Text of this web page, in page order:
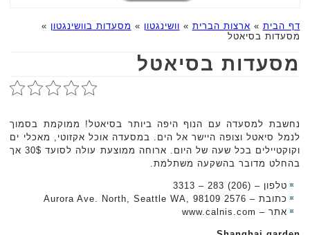
דף הבית » ארצות הברית » וושינגטון » מסעדות בוושינגטון »
מסעדות בסיאטל
מסעדות בסיאטל
נחשבת למסעדה עם הנוף היפה ביותר בסיאטל! ממוקמת בסמוך
לנמל סיאטל וצופה היישר אל הים. במסעדה אוכל אקזוטי, מאכלי ים
וקוקטיילים בכל שעה של היום. ארוחה ממוצעת עולה לסועד 30$ אך
בהחלט מדובר בהשקעה משתלמת.
טלפון – (206) 283 – 3313
כתובת – 2576 Aurora Ave. North, Seattle WA, 98109
אתר – www.calnis.com